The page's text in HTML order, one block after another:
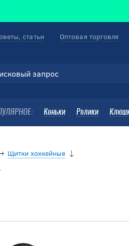
Коньки Ролики
статьи Оптовая торговля
Щитки хоккейные